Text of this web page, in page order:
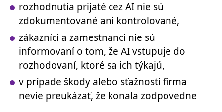
rozhodnutia prijaté cez AI nie sú
zdokumentované ani kontrolované,
zákazníci a zamestnanci nie sú
informovaní o tom, že AI vstupuje do
rozhodovaní, ktoré sa ich týkajú,
v prípade škody alebo sťažnosti firma
nevie preukázať, že konala zodpovedne